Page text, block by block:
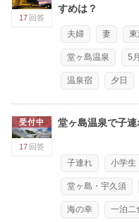
17 回答
すめは？
夫婦 妻 東
堂ヶ島温泉 5月
温泉宿 夕日
受付中
17 回答
堂ヶ島温泉で子
子連れ 小学生
堂ヶ島・宇久須
海の幸 一泊二